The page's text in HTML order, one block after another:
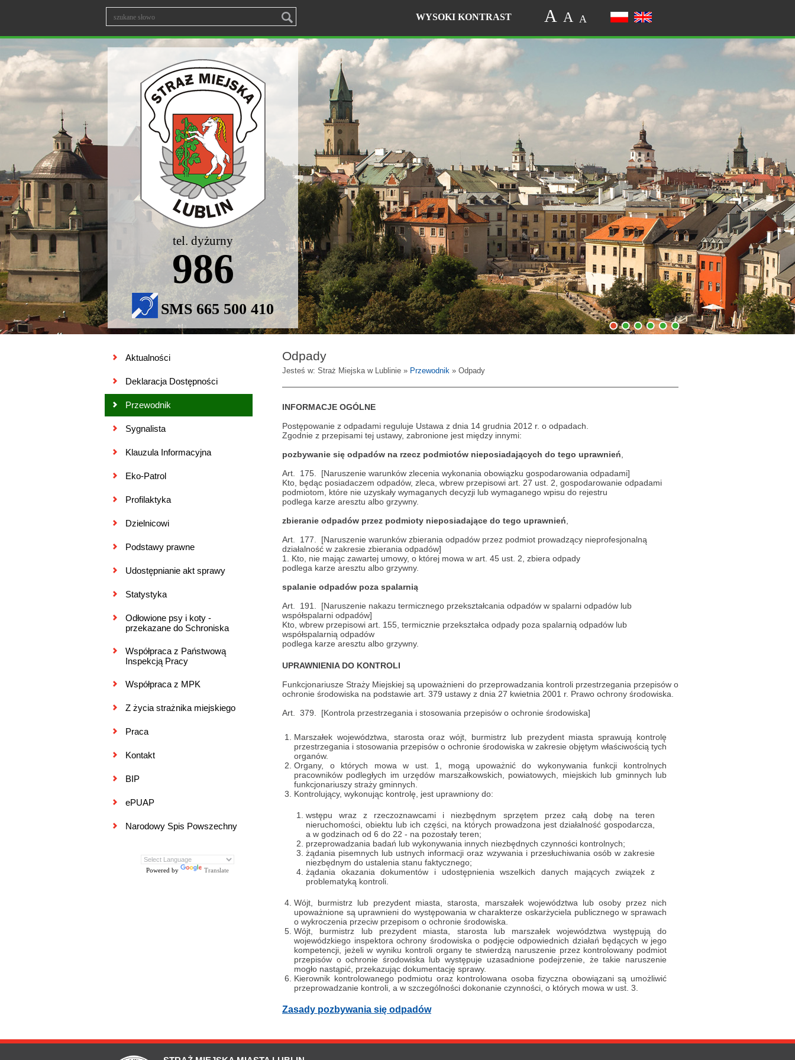
WYSOKI KONTRAST A A A
1 2 3 4 5 6
tel. dyżurny
986
SMS 665 500 410
Aktualności
Deklaracja Dostępności
Przewodnik
Sygnalista
Klauzula Informacyjna
Eko-Patrol
Profilaktyka
Dzielnicowi
Podstawy prawne
Udostępnianie akt sprawy
Statystyka
Odłowione psy i koty -
przekazane do Schroniska
Współpraca z Państwową
Inspekcją Pracy
Współpraca z MPK
Z życia strażnika miejskiego
Praca
Kontakt
BIP
ePUAP
Narodowy Spis Powszechny
Powered by Translate
Odpady
Jesteś w: Straż Miejska w Lublinie » Przewodnik » Odpady
INFORMACJE OGÓLNE
Postępowanie z odpadami reguluje Ustawa z dnia 14 grudnia 2012 r. o odpadach.
Zgodnie z przepisami tej ustawy, zabronione jest między innymi:
pozbywanie się odpadów na rzecz podmiotów nieposiadających do tego uprawnień
Art. 175. [Naruszenie warunków zlecenia wykonania obowiązku gospodarowania odpadami]
Kto, będąc posiadaczem odpadów, zleca, wbrew przepisowi art. 27 ust. 2, gospodarowanie odpadami
podmiotom, które nie uzyskały wymaganych decyzji lub wymaganego wpisu do rejestru
podlega karze aresztu albo grzywny.
zbieranie odpadów przez podmioty nieposiadające do tego uprawnień
Art. 177. [Naruszenie warunków zbierania odpadów przez podmiot prowadzący nieprofesjonalną
działalność w zakresie zbierania odpadów]
1. Kto, nie mając zawartej umowy, o której mowa w art. 45 ust. 2, zbiera odpady
podlega karze aresztu albo grzywny.
spalanie odpadów poza spalarnią
Art. 191. [Naruszenie nakazu termicznego przekształcania odpadów w spalarni odpadów lub
współspalarni odpadów]
Kto, wbrew przepisowi art. 155, termicznie przekształca odpady poza spalarnią odpadów lub
współspalarnią odpadów
podlega karze aresztu albo grzywny.
UPRAWNIENIA DO KONTROLI
Funkcjonariusze Straży Miejskiej są upoważnieni do przeprowadzania kontroli przestrzegania przepisów o
ochronie środowiska na podstawie art. 379 ustawy z dnia 27 kwietnia 2001 r. Prawo ochrony środowiska.
Art. 379. [Kontrola przestrzegania i stosowania przepisów o ochronie środowiska]
Marszałek województwa, starosta oraz wójt, burmistrz lub prezydent miasta sprawują kontrolę
przestrzegania i stosowania przepisów o ochronie środowiska w zakresie objętym właściwością tych
organów.
Organy, o których mowa w ust. 1, mogą upoważnić do wykonywania funkcji kontrolnych
pracowników podległych im urzędów marszałkowskich, powiatowych, miejskich lub gminnych lub
funkcjonariuszy straży gminnych.
Kontrolujący, wykonując kontrolę, jest uprawniony do:
wstępu wraz z rzeczoznawcami i niezbędnym sprzętem przez całą dobę na teren
nieruchomości, obiektu lub ich części, na których prowadzona jest działalność gospodarcza,
a w godzinach od 6 do 22 - na pozostały teren;
przeprowadzania badań lub wykonywania innych niezbędnych czynności kontrolnych;
żądania pisemnych lub ustnych informacji oraz wzywania i przesłuchiwania osób w zakresie
niezbędnym do ustalenia stanu faktycznego;
żądania okazania dokumentów i udostępnienia wszelkich danych mających związek z
problematyką kontroli.
Wójt, burmistrz lub prezydent miasta, starosta, marszałek województwa lub osoby przez nich
upoważnione są uprawnieni do występowania w charakterze oskarżyciela publicznego w sprawach
o wykroczenia przeciw przepisom o ochronie środowiska.
Wójt, burmistrz lub prezydent miasta, starosta lub marszałek województwa występują do
wojewódzkiego inspektora ochrony środowiska o podjęcie odpowiednich działań będących w jego
kompetencji, jeżeli w wyniku kontroli organy te stwierdzą naruszenie przez kontrolowany podmiot
przepisów o ochronie środowiska lub występuje uzasadnione podejrzenie, że takie naruszenie
mogło nastąpić, przekazując dokumentację sprawy.
Kierownik kontrolowanego podmiotu oraz kontrolowana osoba fizyczna obowiązani są umożliwić
przeprowadzanie kontroli, a w szczególności dokonanie czynności, o których mowa w ust. 3.
Zasady pozbywania się odpadów